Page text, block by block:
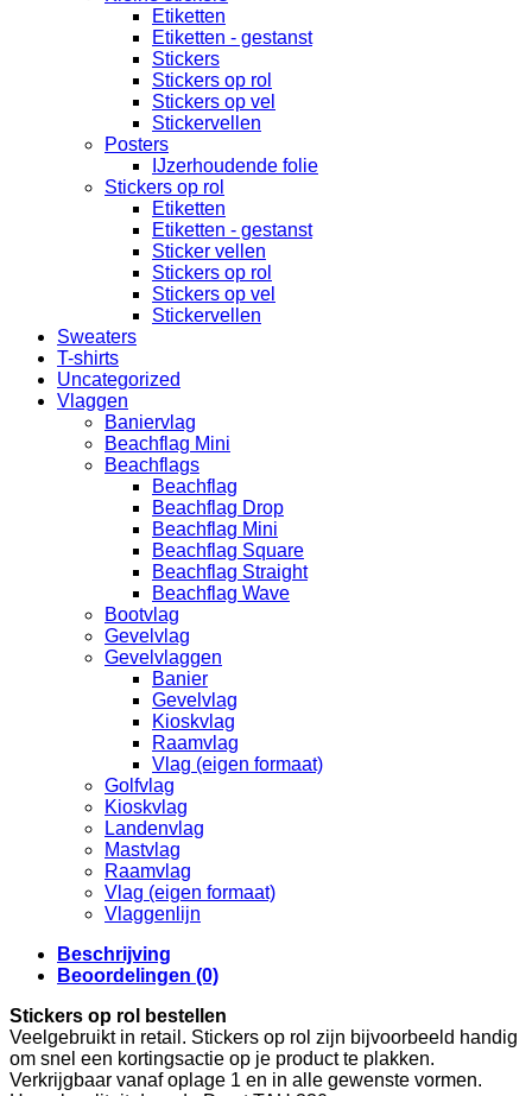
Etiketten
Etiketten - gestanst
Stickers
Stickers op rol
Stickers op vel
Stickervellen
Posters
IJzerhoudende folie
Stickers op rol
Etiketten
Etiketten - gestanst
Sticker vellen
Stickers op rol
Stickers op vel
Stickervellen
Sweaters
T-shirts
Uncategorized
Vlaggen
Baniervlag
Beachflag Mini
Beachflags
Beachflag
Beachflag Drop
Beachflag Mini
Beachflag Square
Beachflag Straight
Beachflag Wave
Bootvlag
Gevelvlag
Gevelvlaggen
Banier
Gevelvlag
Kioskvlag
Raamvlag
Vlag (eigen formaat)
Golfvlag
Kioskvlag
Landenvlag
Mastvlag
Raamvlag
Vlag (eigen formaat)
Vlaggenlijn
Beschrijving
Beoordelingen (0)
Stickers op rol bestellen
Veelgebruikt in retail. Stickers op rol zijn bijvoorbeeld handig
om snel een kortingsactie op je product te plakken.
Verkrijgbaar vanaf oplage 1 en in alle gewenste vormen.